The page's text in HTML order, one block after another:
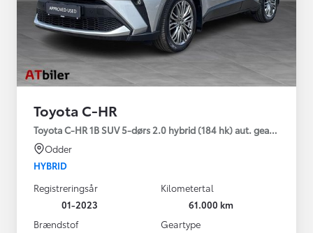
Toyota C-HR
Toyota C-HR 1B SUV 5-dørs 2.0 hybrid (184 hk) aut. gear C-HIC
Odder
HYBRID
Registreringsår
01-2023
Kilometertal
61.000 km
Brændstof
Geartype